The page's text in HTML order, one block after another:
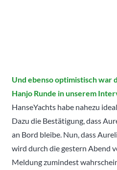
Und ebenso optimistisch war
Hanjo Runde in unserem
HanseYachts habe nahezu
Dazu die Bestätigung, dass
an Bord bleibe. Nun, dass
wird durch die gestern Abend
Meldung zumindest